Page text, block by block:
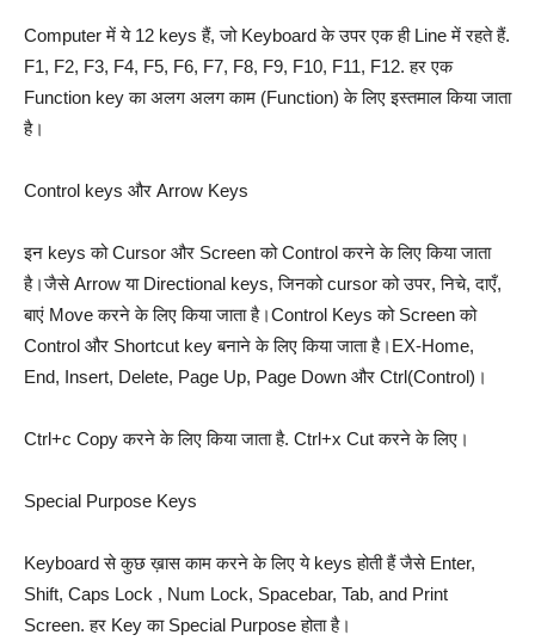
Computer में ये 12 keys हैं, जो Keyboard के उपर एक ही Line में रहते हैं.
F1, F2, F3, F4, F5, F6, F7, F8, F9, F10, F11, F12. हर एक
Function key का अलग अलग काम (Function) के लिए इस्तमाल किया जाता
है।
Control keys और Arrow Keys
इन keys को Cursor और Screen को Control करने के लिए किया जाता
है।जैसे Arrow या Directional keys, जिनको cursor को उपर, निचे, दाएँ,
बाएं Move करने के लिए किया जाता है।Control Keys को Screen को
Control और Shortcut key बनाने के लिए किया जाता है।EX-Home,
End, Insert, Delete, Page Up, Page Down और Ctrl(Control)।
Ctrl+c Copy करने के लिए किया जाता है. Ctrl+x Cut करने के लिए।
Special Purpose Keys
Keyboard से कुछ ख़ास काम करने के लिए ये keys होती हैं जैसे Enter,
Shift, Caps Lock , Num Lock, Spacebar, Tab, and Print
Screen. हर Key का Special Purpose होता है।